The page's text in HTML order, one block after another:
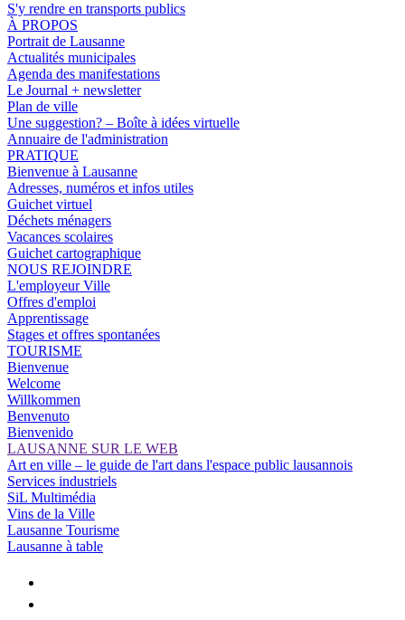
S'y rendre en transports publics
À PROPOS
Portrait de Lausanne
Actualités municipales
Agenda des manifestations
Le Journal + newsletter
Plan de ville
Une suggestion? – Boîte à idées virtuelle
Annuaire de l'administration
PRATIQUE
Bienvenue à Lausanne
Adresses, numéros et infos utiles
Guichet virtuel
Déchets ménagers
Vacances scolaires
Guichet cartographique
NOUS REJOINDRE
L'employeur Ville
Offres d'emploi
Apprentissage
Stages et offres spontanées
TOURISME
Bienvenue
Welcome
Willkommen
Benvenuto
Bienvenido
LAUSANNE SUR LE WEB
Art en ville – le guide de l'art dans l'espace public lausannois
Services industriels
SiL Multimédia
Vins de la Ville
Lausanne Tourisme
Lausanne à table